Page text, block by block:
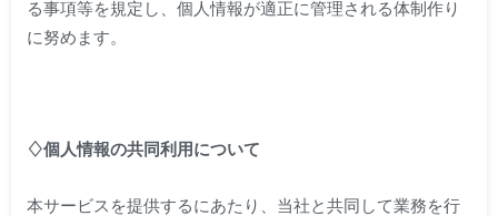
る事項等を規定し、個人情報が適正に管理される体制作り
に努めます。
♢個人情報の共同利用について
本サービスを提供するにあたり、当社と共同して業務を行